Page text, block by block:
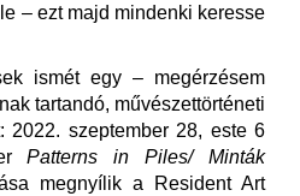
– ezt majd mindenki keresse
ismét egy – megérzésem
tartandó, művészettörténeti
2022. szeptember 28, este 6
Patterns in Piles/ Minták
megnyílik a Resident Art